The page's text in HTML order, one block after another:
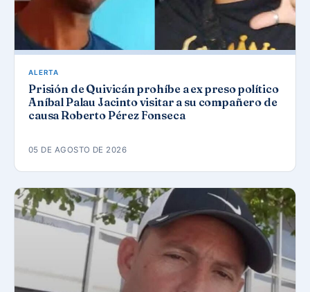
ALERTA
Prisión de Quivicán prohíbe a ex preso político
Aníbal Palau Jacinto visitar a su compañero de
causa Roberto Pérez Fonseca
05 DE AGOSTO DE 2026